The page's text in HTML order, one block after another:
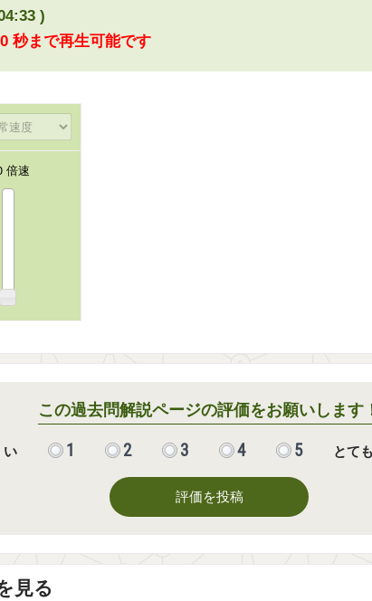
)
秒まで再生可能です
この過去問解説ページの評価をお願いします
い 1 2 3 4 5 とて
評価を投稿
見る